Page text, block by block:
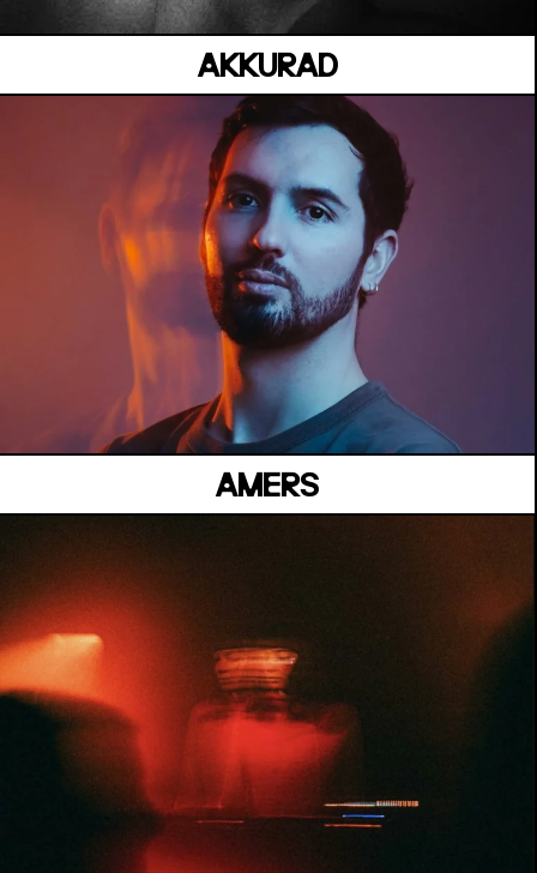
AKKURAD
AMERS
BELVÉDÈRE CESÁRIA ÉVORA
Jeudi 02 Juillet
MANOIR DE KEROUAL
Samedi 04 juillet